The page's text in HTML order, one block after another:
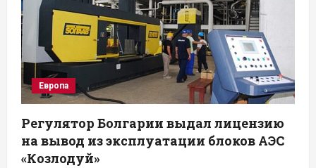
Европа
Регулятор Болгарии выдал лицензию
на вывод из эксплуатации блоков АЭС
«Козлодуй»